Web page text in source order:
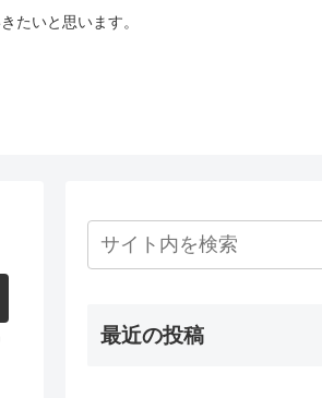
たいと思います。
最近の投稿